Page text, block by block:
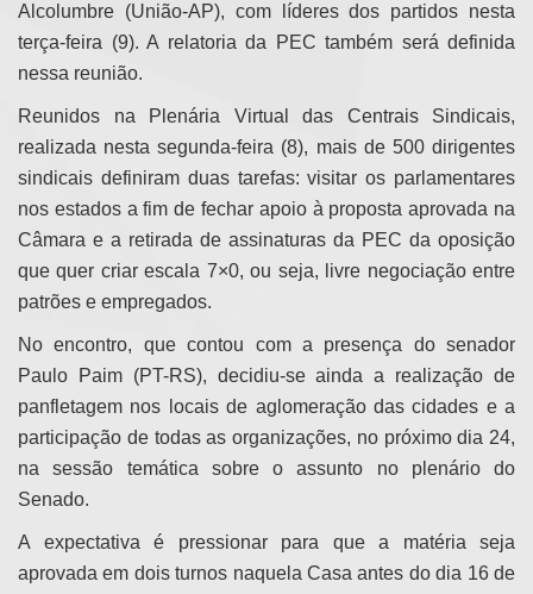
Alcolumbre (União-AP), com líderes dos partidos nesta
terça-feira (9). A relatoria da PEC também será definida
nessa reunião.
Reunidos na Plenária Virtual das Centrais Sindicais,
realizada nesta segunda-feira (8), mais de 500 dirigentes
sindicais definiram duas tarefas: visitar os parlamentares
nos estados a fim de fechar apoio à proposta aprovada na
Câmara e a retirada de assinaturas da PEC da oposição
que quer criar escala 7×0, ou seja, livre negociação entre
patrões e empregados.
No encontro, que contou com a presença do senador
Paulo Paim (PT-RS), decidiu-se ainda a realização de
panfletagem nos locais de aglomeração das cidades e a
participação de todas as organizações, no próximo dia 24,
na sessão temática sobre o assunto no plenário do
Senado.
A expectativa é pressionar para que a matéria seja
aprovada em dois turnos naquela Casa antes do dia 16 de